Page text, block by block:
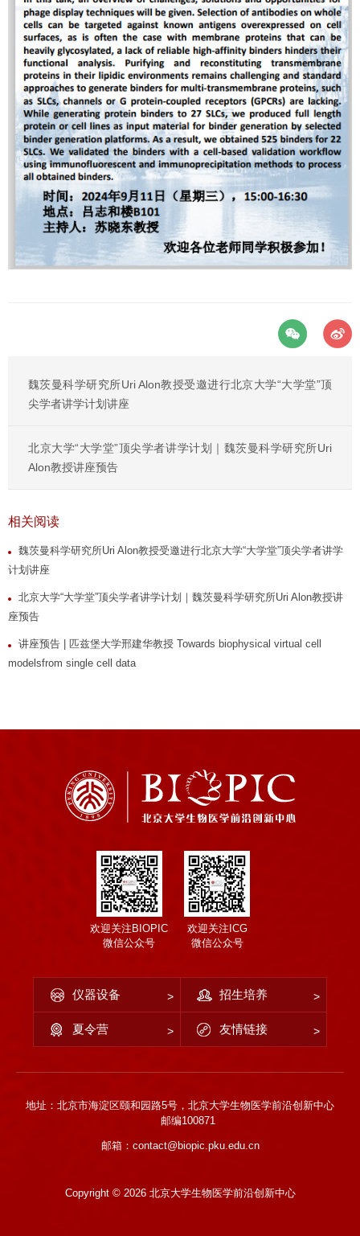
魏茨曼科学研究所Uri Alon教授受邀进行北京大学“大学堂”顶
尖学者讲学计划讲座
北京大学“大学堂”顶尖学者讲学计划｜魏茨曼科学研究所Uri
Alon教授讲座预告
相关阅读
魏茨曼科学研究所Uri Alon教授受邀进行北京大学“大学堂”顶尖学者讲学
计划讲座
北京大学“大学堂”顶尖学者讲学计划｜魏茨曼科学研究所Uri Alon教授讲
座预告
讲座预告 | 匹兹堡大学邢建华教授 Towards biophysical virtual cell
modelsfrom single cell data
欢迎关注BIOPIC
微信公众号
欢迎关注ICG
微信公众号
仪器设备 招生培养
夏令营 友情链接
地址：北京市海淀区颐和园路5号，北京大学生物医学前沿创新中心
邮编100871
邮箱：contact@biopic.pku.edu.cn
Copyright © 2026 北京大学生物医学前沿创新中心